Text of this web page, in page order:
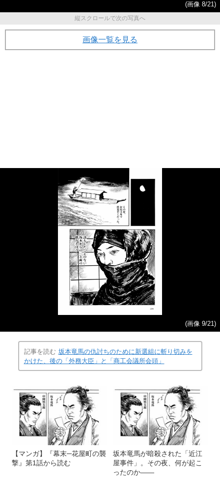
(画像 8/21)
縦スクロールで次の写真へ
画像一覧を見る
(画像 9/21)
記事を読む 坂本竜馬の仇討ちのために新選組に斬り切みを
かけた、後の「外務大臣」と「商工会議所会頭」
【マンガ】『幕末─花屋町の襲
撃』第1話から読む
坂本竜馬が暗殺された「近江
屋事件」。その夜、何が起こ
ったのか――